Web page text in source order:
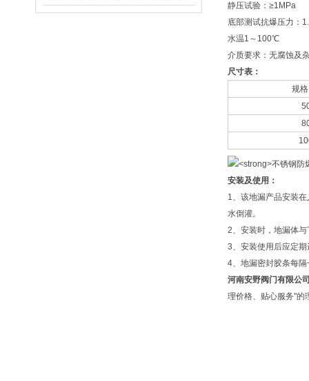
静压试验：≥1MPa
底部测试抗爆压力：
水温1～100℃
介质要求：无腐蚀及
尺寸表：
规
安装及使用：
1、该地漏产品安装
水倒灌。
2、安装时，地漏体
3、安装使用后应定
4、地漏密封胶条每
河南安野阀门有限公
理价格、贴心服务"的